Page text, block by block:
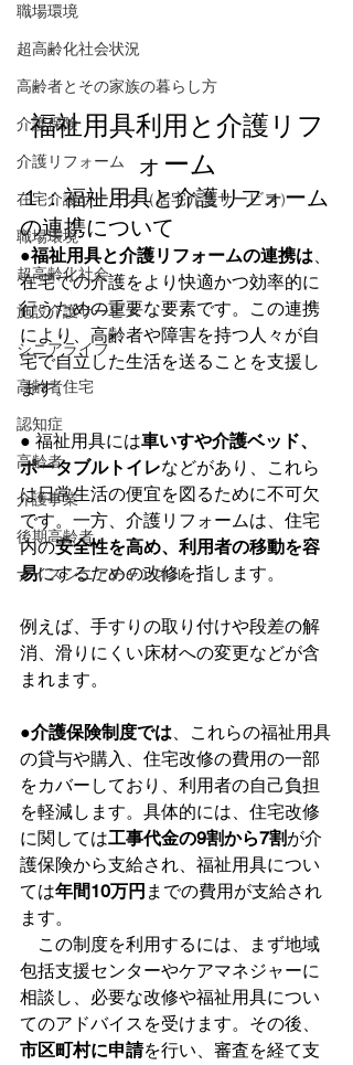
職場環境
超高齢化社会状況
高齢者とその家族の暮らし方
介護保険
介護リフォーム
在宅介護サービス（居宅介護サービス）
職場環境
超高齢化社会
施設介護サービス
シニアライフ
高齢者住宅
認知症
高齢者
介護事業
後期高齢者
ナイスシニアチャンネル
福祉用具利用と介護リフ
ォーム
１：福祉用具と介護リフォーム
の連携について
●福祉用具と介護リフォームの連携は、
在宅での介護をより快適かつ効率的に
行うための重要な要素です。この連携
により、高齢者や障害を持つ人々が自
宅で自立した生活を送ることを支援し
ます。
● 福祉用具には車いすや介護ベッド、
ポータブルトイレなどがあり、これら
は日常生活の便宜を図るために不可欠
です。一方、介護リフォームは、住宅
内の安全性を高め、利用者の移動を容
易にするための改修を指します。
例えば、手すりの取り付けや段差の解
消、滑りにくい床材への変更などが含
まれます。
●介護保険制度では、これらの福祉用具
の貸与や購入、住宅改修の費用の一部
をカバーしており、利用者の自己負担
を軽減します。具体的には、住宅改修
に関しては工事代金の9割から7割が介
護保険から支給され、福祉用具につい
ては年間10万円 までの費用が支給され
ます。
この制度を利用するには、まず地域
包括支援センターやケアマネジャーに
相談し、必要な改修や福祉用具につい
てのアドバイスを受けます。その後、
市区町村に申請を行い、審査を経て支